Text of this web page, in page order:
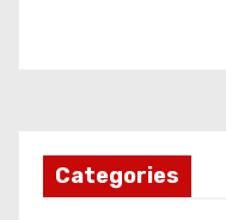
Categories